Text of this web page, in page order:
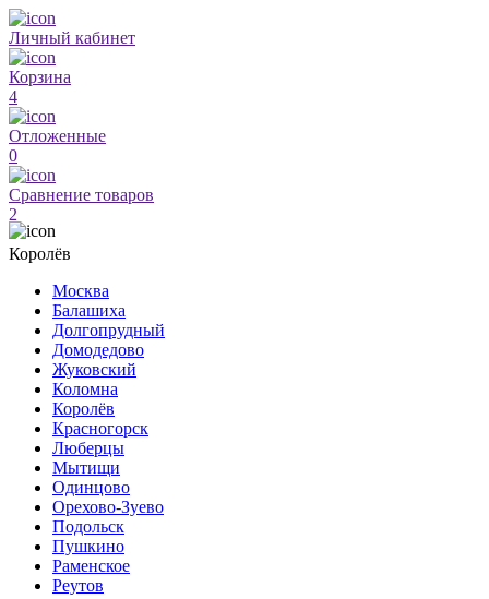
Личный кабинет
Корзина
4
Отложенные
0
Сравнение товаров
2
Королёв
Москва
Балашиха
Долгопрудный
Домодедово
Жуковский
Коломна
Королёв
Красногорск
Люберцы
Мытищи
Одинцово
Орехово-Зуево
Подольск
Пушкино
Раменское
Реутов